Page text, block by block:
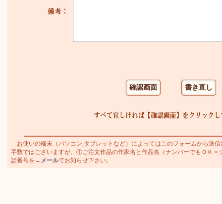
お使いの端末（パソコン,タブレットなど）によってはこのフォームから送
手数ではございますが、①ご注文作品の作家名と作品名（ナンバーでもＯＫ
話番号を→ メールでお知らせ下さい。